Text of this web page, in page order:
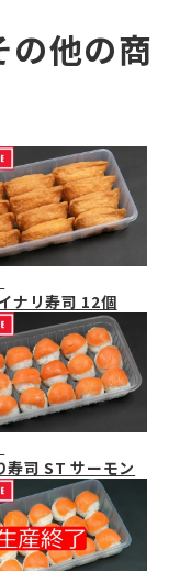
の他の商
ナリ寿司 12個
寿司 ST サーモン